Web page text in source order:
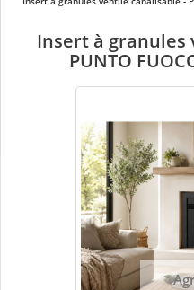
Insert à granules
PUNTO